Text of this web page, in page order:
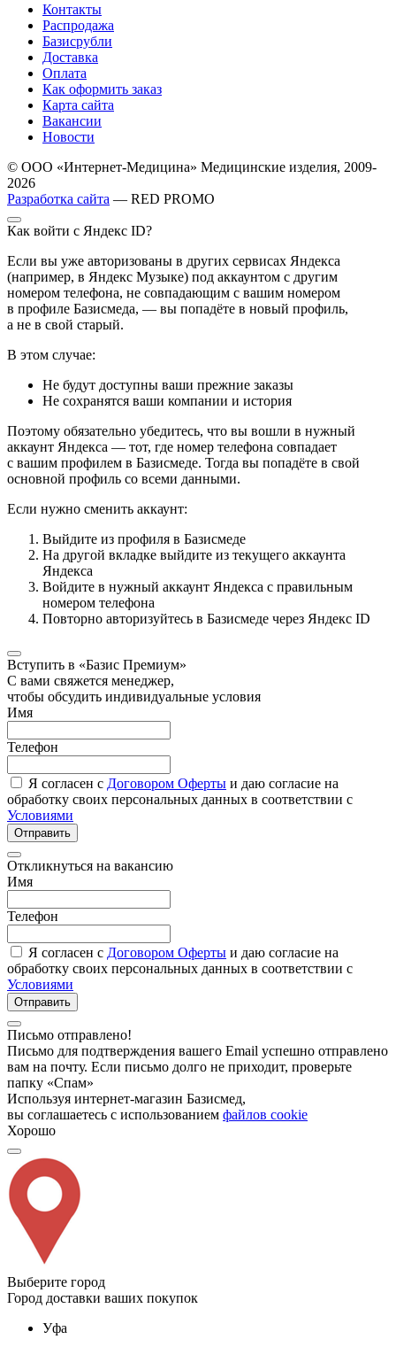
Контакты
Распродажа
Базисрубли
Доставка
Оплата
Как оформить заказ
Карта сайта
Вакансии
Новости
© ООО «Интернет-Медицина» Медицинские изделия, 2009-
2026
Разработка сайта — RED PROMO
Как войти с Яндекс ID?
Если вы уже авторизованы в других сервисах Яндекса
(например, в Яндекс Музыке) под аккаунтом с другим
номером телефона, не совпадающим с вашим номером
в профиле Базисмеда, — вы попадёте в новый профиль,
а не в свой старый.
В этом случае:
Не будут доступны ваши прежние заказы
Не сохранятся ваши компании и история
Поэтому обязательно убедитесь, что вы вошли в нужный
аккаунт Яндекса — тот, где номер телефона совпадает
с вашим профилем в Базисмеде. Тогда вы попадёте в свой
основной профиль со всеми данными.
Если нужно сменить аккаунт:
Выйдите из профиля в Базисмеде
На другой вкладке выйдите из текущего аккаунта
Яндекса
Войдите в нужный аккаунт Яндекса с правильным
номером телефона
Повторно авторизуйтесь в Базисмеде через Яндекс ID
Вступить в «Базис Премиум»
С вами свяжется менеджер,
чтобы обсудить индивидуальные условия
Имя
Телефон
Я согласен с Договором Оферты и даю согласие на
обработку своих персональных данных в соответствии с
Условиями
Отправить
Откликнуться на вакансию
Имя
Телефон
Я согласен с Договором Оферты и даю согласие на
обработку своих персональных данных в соответствии с
Условиями
Отправить
Письмо отправлено!
Письмо для подтверждения вашего Email успешно отправлено
вам на почту. Если письмо долго не приходит, проверьте
папку «Спам»
Используя интернет-магазин Базисмед,
вы соглашаетесь с использованием файлов cookie
Хорошо
Выберите город
Город доставки ваших покупок
Уфа